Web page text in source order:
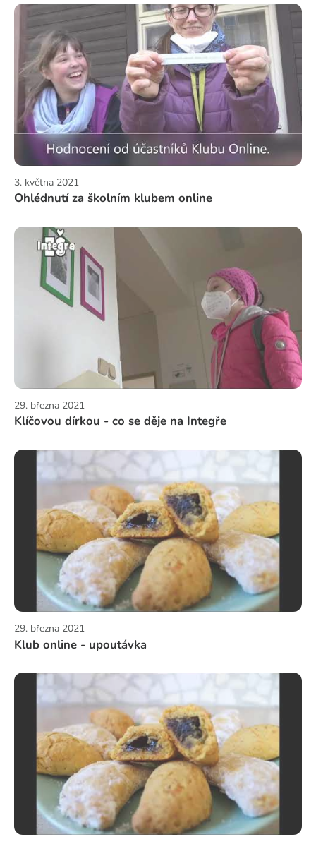
3. května 2021
Ohlédnutí za školním klubem online
29. března 2021
Klíčovou dírkou - co se děje na Integře
29. března 2021
Klub online - upoutávka